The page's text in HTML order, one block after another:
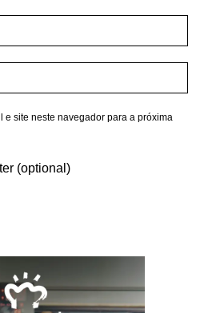
e site neste navegador para a próxima
(optional)